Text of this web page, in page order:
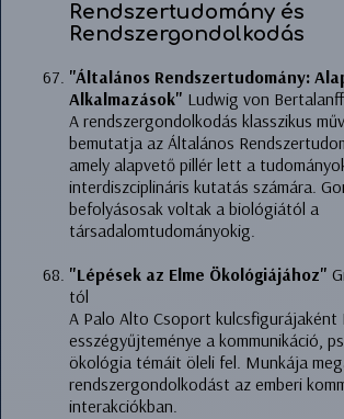
Rendszertudomány és
Rendszergondolkodás
"Általános Rendszertudomány:
Alkalmazások" Ludwig von
A rendszergondolkodás klasszikus
bemutatja az Általános
amely alapvető pillér lett a
interdiszciplináris kutatás számára.
befolyásosak voltak a biológiától a
társadalomtudományokig.
"Lépések az Elme Ökológiájához"
tól
A Palo Alto Csoport kulcsfigurájaként
esszégyűjteménye a kommunikáció,
ökológia témáit öleli fel. Munkája
rendszergondolkodást az emberi
interakciókban.